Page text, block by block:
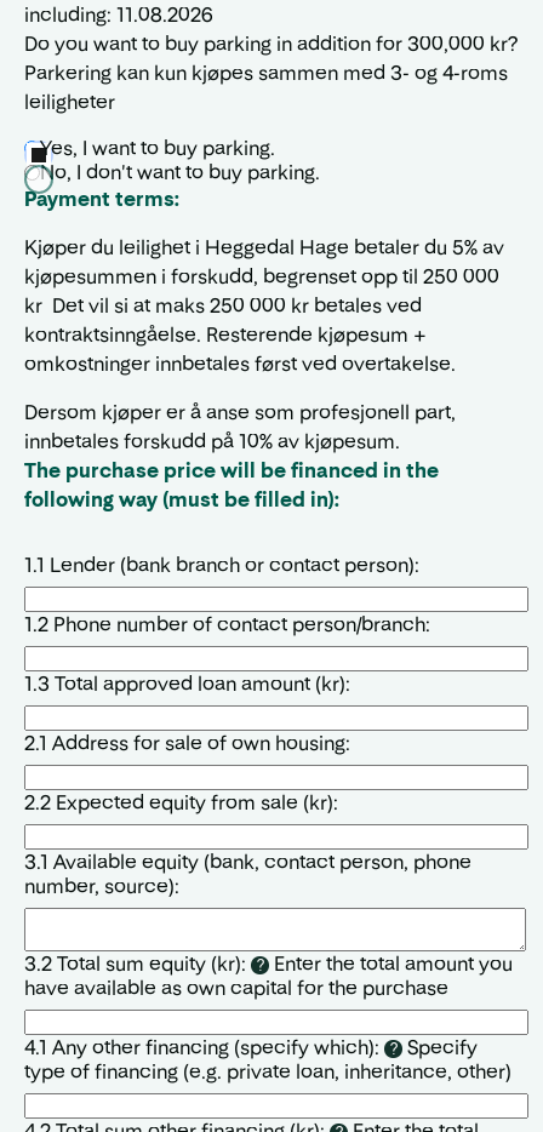
including: 11.08.2026
Do you want to buy parking in addition for 300,000 kr?
Parkering kan kun kjøpes sammen med 3- og 4-roms
leiligheter
Yes, I want to buy parking.
No, I don't want to buy parking.
Payment terms:
Kjøper du leilighet i Heggedal Hage betaler du 5% av
kjøpesummen i forskudd, begrenset opp til 250 000
kr Det vil si at maks 250 000 kr betales ved
kontraktsinngåelse. Resterende kjøpesum +
omkostninger innbetales først ved overtakelse.
Dersom kjøper er å anse som profesjonell part,
innbetales forskudd på 10% av kjøpesum.
The purchase price will be financed in the
following way (must be filled in):
1.1 Lender (bank branch or contact person):
1.2 Phone number of contact person/branch:
1.3 Total approved loan amount (kr):
2.1 Address for sale of own housing:
2.2 Expected equity from sale (kr):
3.1 Available equity (bank, contact person, phone
number, source):
3.2 Total sum equity (kr): ?
Enter the total amount you
have available as own capital for the purchase
4.1 Any other financing (specify which): ? Specify
type of financing (e.g. private loan, inheritance, other)